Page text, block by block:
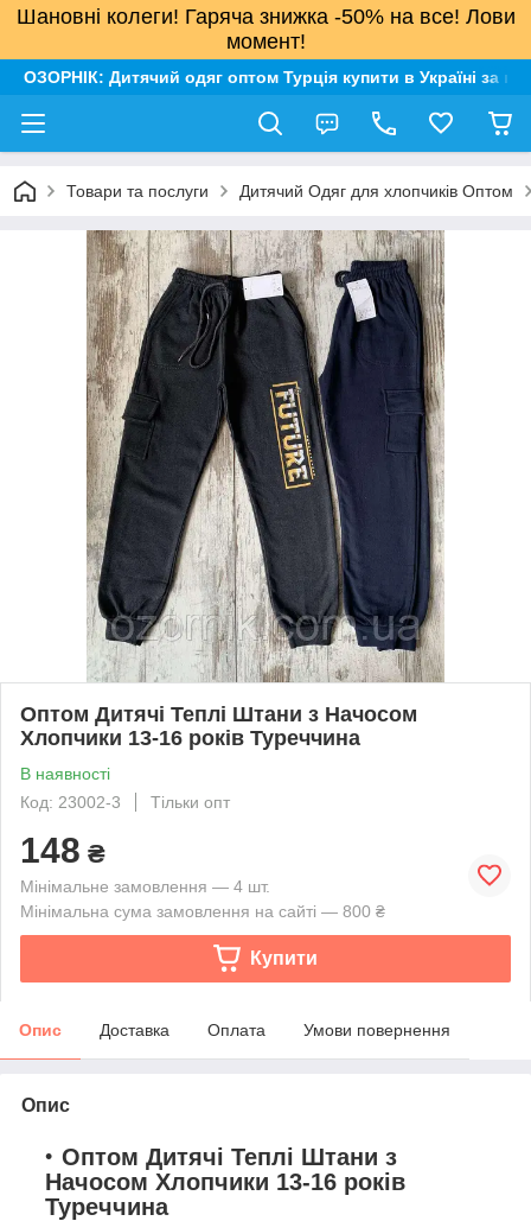
Шановні колеги! Гаряча знижка -50% на все! Лови
момент!
ОЗОРНІК: Дитячий одяг оптом Турція купити в Україні за
Товари та послуги Дитячий Одяг для хлопчиків Оптом
Оптом Дитячі Теплі Штани з Начосом
Хлопчики 13-16 років Туреччина
В наявності
Код: 23002-3
Тільки опт
148 ₴
Мінімальне замовлення — 4 шт.
Мінімальна сума замовлення на сайті — 800 ₴
Купити
Опис Доставка Оплата Умови повернення
Опис
Оптом Дитячі Теплі Штани з
Начосом Хлопчики 13-16 років
Туреччина